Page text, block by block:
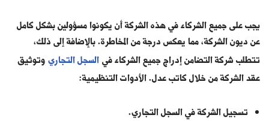
يجب على جميع الشركاء في هذه الشركة أن يكونوا مسؤولين بشكل كامل
عن ديون الشركة، مما يعكس درجة من المخاطرة. بالإضافة إلى ذلك،
تتطلب شركة التضامن إدراج جميع الشركاء فيالسجل التجاريوتوثيق
عقد الشركة من خلال كاتب عدل. الأدوات التنظيمية:
تسجيل الشركة في السجل التجاري.